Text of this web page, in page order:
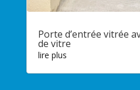
Porte d’entrée vitrée
de vitre
lire plus